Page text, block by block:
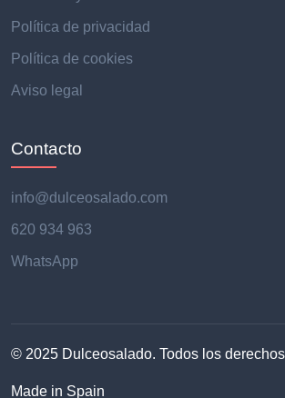
Política de privacidad
Política de cookies
Aviso legal
Contacto
info@dulceosalado.com
620 934 963
WhatsApp
© 2025 Dulceosalado. Todos los
Made in Spain